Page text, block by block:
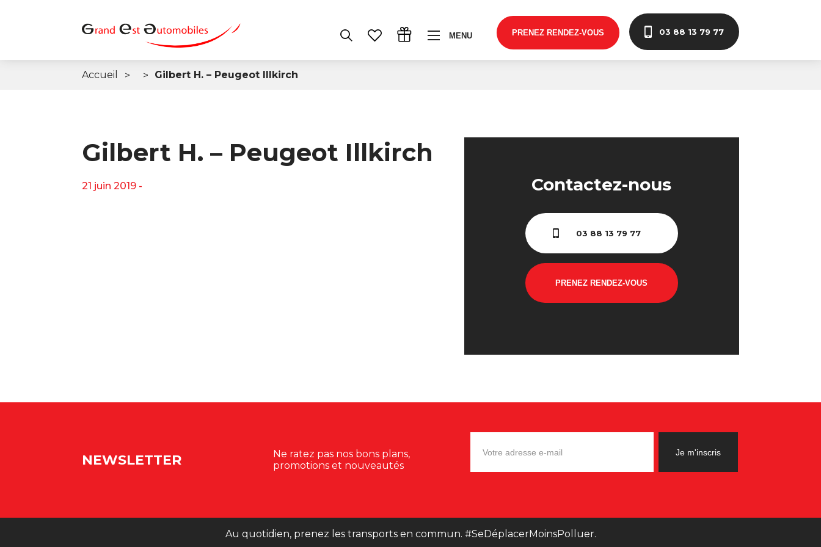
MENU PRENEZ RENDEZ-VOUS 03 88 13 79 77
Accueil Gilbert H. – Peugeot Illkirch
Gilbert H. – Peugeot Illkirch
21 juin 2019 - Contactez-nous
03 88 13 79 77
PRENEZ RENDEZ-VOUS
NEWSLETTER
Ne ratez pas nos bons plans,
promotions et nouveautés
Au quotidien, prenez les transports en commun. #SeDéplacerMoinsPolluer.